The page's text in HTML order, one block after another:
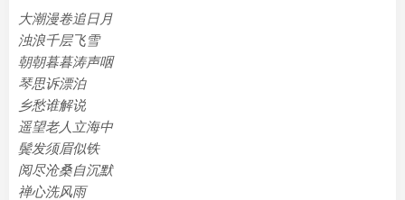
大潮漫卷追日月
浊浪千层飞雪
朝朝暮暮涛声咽
琴思诉漂泊
乡愁谁解说
遥望老人立海中
鬓发须眉似铁
阅尽沧桑自沉默
禅心洗风雨